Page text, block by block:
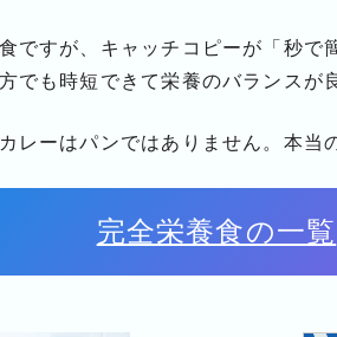
ですが、キャッチコピーが「秒で
でも時短できて栄養のバランスが
レーはパンではありません。本当
完全栄養食の一覧